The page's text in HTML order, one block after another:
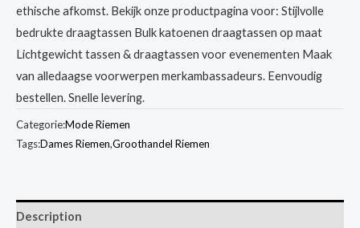
ethische afkomst. Bekijk onze productpagina voor: Stijlvolle
bedrukte draagtassen Bulk katoenen draagtassen op maat
Lichtgewicht tassen & draagtassen voor evenementen Maak
van alledaagse voorwerpen merkambassadeurs. Eenvoudig
bestellen. Snelle levering.
Categorie:Mode Riemen
Tags:Dames Riemen,Groothandel Riemen
Description